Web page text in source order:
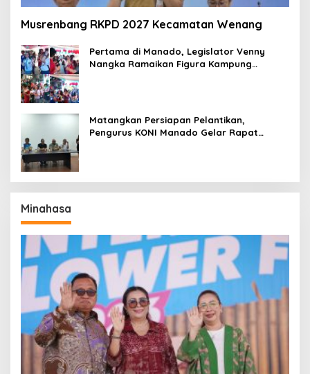
Musrenbang RKPD 2027 Kecamatan Wenang
Pertama di Manado, Legislator Venny
Nangka Ramaikan Figura Kampung
Matangkan Persiapan Pelantikan,
Pengurus KONI Manado Gelar Rapat
Minahasa